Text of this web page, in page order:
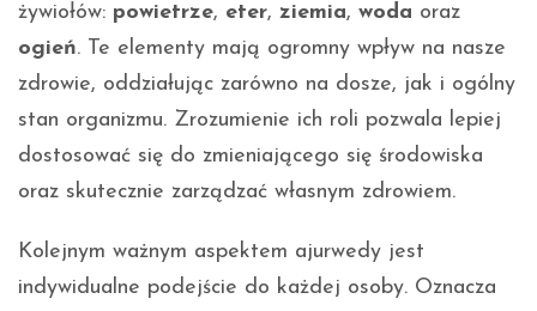
żywiołów: powietrze, eter, ziemia, woda oraz
ogień. Te elementy mają ogromny wpływ na nasze
zdrowie, oddziałując zarówno na dosze, jak i ogólny
stan organizmu. Zrozumienie ich roli pozwala lepiej
dostosować się do zmieniającego się środowiska
oraz skutecznie zarządzać własnym zdrowiem.
Kolejnym ważnym aspektem ajurwedy jest
indywidualne podejście do każdej osoby. Oznacza